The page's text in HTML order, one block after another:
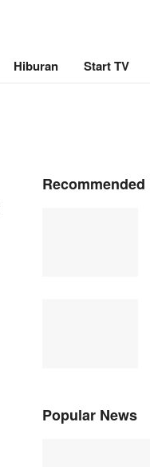
Hiburan Start TV
Recommended
Popular News